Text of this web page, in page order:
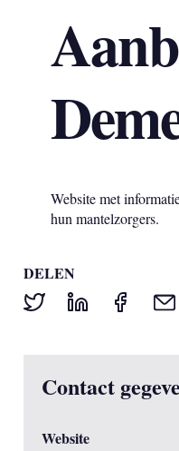
Website met
hun mantelzorgers.
DELEN
Contact
Website